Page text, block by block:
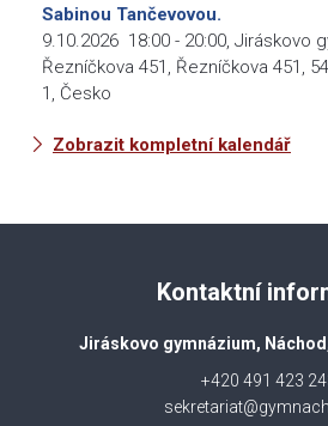
Sabinou Tančevovou.
9.10.2026 18:00 - 20:00, Jiráskovo
Řezníčkova 451, Řezníčkova 451,
1, Česko
Zobrazit kompletní kalendář
Kontaktní
Jiráskovo gymnázium,
+420 491 423